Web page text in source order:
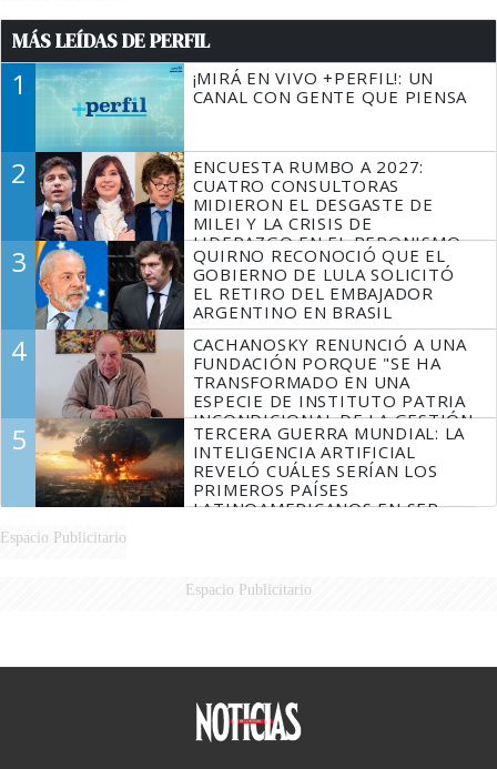
MÁS LEÍDAS DE PERFIL
1
¡MIRÁ EN VIVO +PERFIL!: UN
CANAL CON GENTE QUE PIENSA
2
ENCUESTA RUMBO A 2027:
CUATRO CONSULTORAS
MIDIERON EL DESGASTE DE
MILEI Y LA CRISIS DE
LIDERAZGO EN EL PERONISMO
3
QUIRNO RECONOCIÓ QUE EL
GOBIERNO DE LULA SOLICITÓ
EL RETIRO DEL EMBAJADOR
ARGENTINO EN BRASIL
4
CACHANOSKY RENUNCIÓ A UNA
FUNDACIÓN PORQUE "SE HA
TRANSFORMADO EN UNA
ESPECIE DE INSTITUTO PATRIA
INCONDICIONAL DE LA GESTIÓN
DE MILEI"
5
TERCERA GUERRA MUNDIAL: LA
INTELIGENCIA ARTIFICIAL
REVELÓ CUÁLES SERÍAN LOS
PRIMEROS PAÍSES
LATINOAMERICANOS EN SER
Espacio Publicitario
Espacio Publicitario